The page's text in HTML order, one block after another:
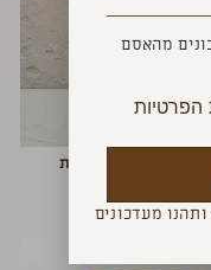
מנורת שולחן דו מימדית
מהאסם
הפרטיות
מעדכונים